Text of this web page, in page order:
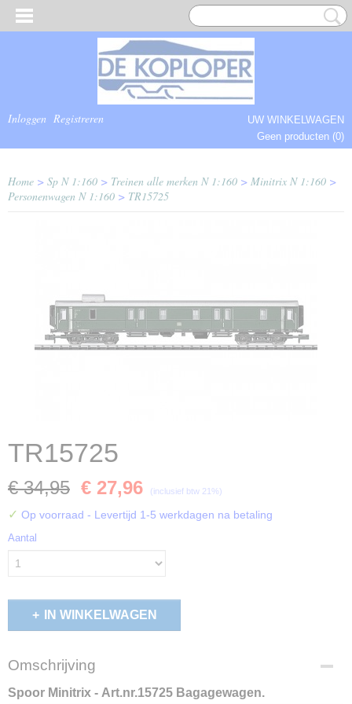
Inloggen Registreren
UW WINKELWAGEN
Geen producten (0)
Home > Sp N 1:160 > Treinen alle merken N 1:160 > Minitrix N 1:160 >
Personenwagen N 1:160 > TR15725
TR15725
€ 34,95 € 27,96 (inclusief btw 21%)
✓ Op voorraad - Levertijd 1-5 werkdagen na betaling
Aantal
IN WINKELWAGEN
Omschrijving
Spoor Minitrix - Art.nr.15725 Bagagewagen.